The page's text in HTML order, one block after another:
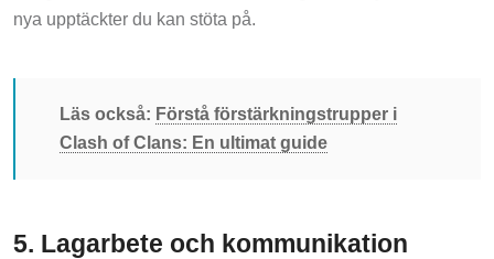
nya upptäckter du kan stöta på.
Läs också: Förstå förstärkningstrupper i
Clash of Clans: En ultimat guide
5. Lagarbete och kommunikation